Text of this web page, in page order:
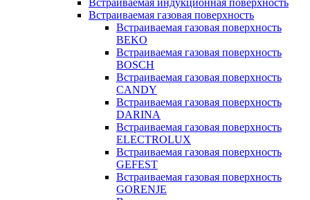
Встраиваемая индукционная поверхность
Встраиваемая газовая поверхность
Встраиваемая газовая поверхность
BEKO
Встраиваемая газовая поверхность
BOSCH
Встраиваемая газовая поверхность
CANDY
Встраиваемая газовая поверхность
DARINA
Встраиваемая газовая поверхность
ELECTROLUX
Встраиваемая газовая поверхность
GEFEST
Встраиваемая газовая поверхность
GORENJE